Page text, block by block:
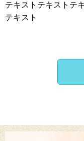
テキストテキストテ
テキスト